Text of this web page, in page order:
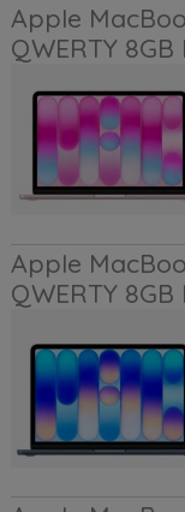
Apple
QWERTY
Apple
QWERTY